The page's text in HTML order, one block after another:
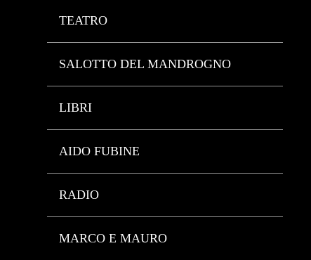
TEATRO
SALOTTO DEL MANDROGNO
LIBRI
AIDO FUBINE
RADIO
MARCO E MAURO